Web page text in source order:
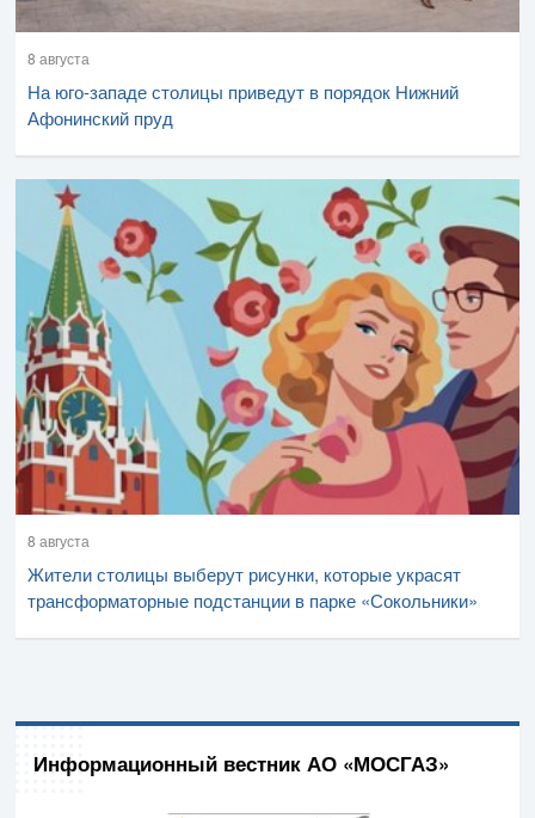
8 августа
На юго-западе столицы приведут в порядок Нижний
Афонинский пруд
8 августа
Жители столицы выберут рисунки, которые украсят
трансформаторные подстанции в парке «Сокольники»
Информационный вестник АО «МОСГАЗ»